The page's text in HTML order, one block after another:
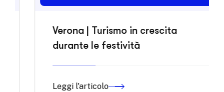
Verona | Turismo in crescita
durante le festività
Leggi l'articolo